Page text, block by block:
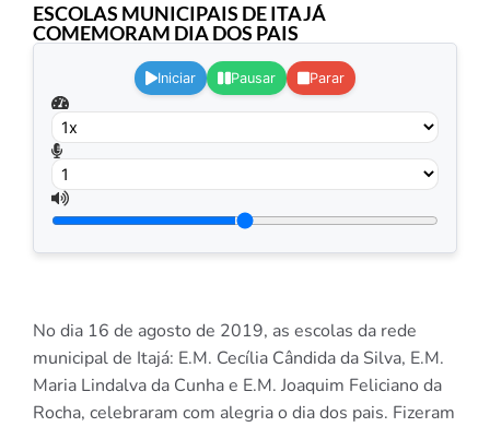
ESCOLAS MUNICIPAIS DE ITAJÁ
COMEMORAM DIA DOS PAIS
Iniciar Pausar Parar
No dia 16 de agosto de 2019, as escolas da rede
municipal de Itajá: E.M. Cecília Cândida da Silva, E.M.
Maria Lindalva da Cunha e E.M. Joaquim Feliciano da
Rocha, celebraram com alegria o dia dos pais. Fizeram